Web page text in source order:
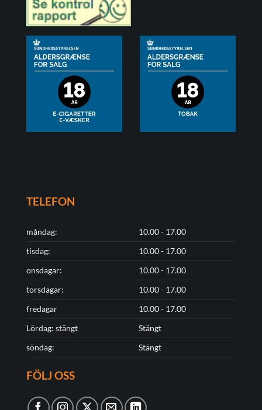
TELEFON
måndag:
10.00 - 17.00
tisdag:
10.00 - 17.00
onsdagar:
10.00 - 17.00
torsdagar:
10.00 - 17.00
fredagar
10.00 - 17.00
Lördag: stängt
Stängt
söndag:
Stängt
FÖLJ OSS